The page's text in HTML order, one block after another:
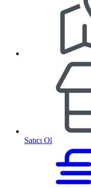
Satıcı Ol